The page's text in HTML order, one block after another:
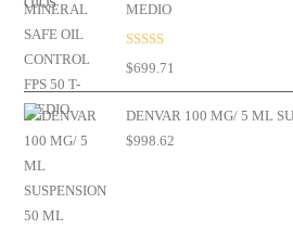
MEDIO
Valorado en
$699.71
DENVAR 100 MG/ 5 ML
$998.62